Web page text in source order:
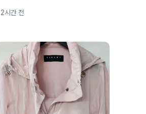
2시간 전